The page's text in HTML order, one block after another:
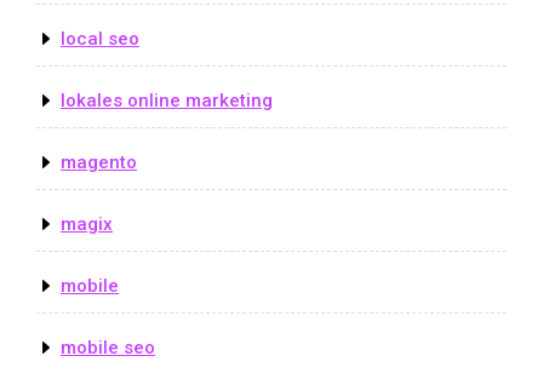
local seo
lokales online marketing
magento
magix
mobile
mobile seo